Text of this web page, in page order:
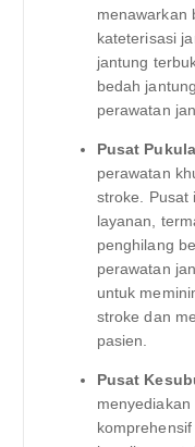
menawarkan
kateterisasi
jantung
bedah
perawatan
Pusat
perawatan
stroke. Pusat
layanan,
penghilang
perawatan
untuk
stroke dan
pasien.
Pusat